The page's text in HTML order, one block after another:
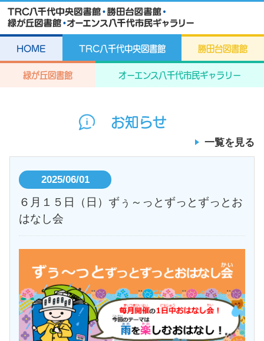
HOME TRC八千代中央図書館 勝田台図書館
緑が丘図書館 オーエンス八千代市民ギャラリー
お知らせ
一覧を見る
2025/06/01
６月１５日（日）ずぅ～っとずっとずっとお
はなし会